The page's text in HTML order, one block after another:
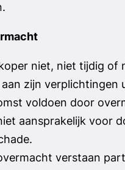
niet, niet tijdig of
zijn verplichtingen
voldoen door
aansprakelijk voor
verstaan